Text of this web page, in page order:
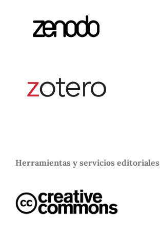
Herramientas y servicios editoriales